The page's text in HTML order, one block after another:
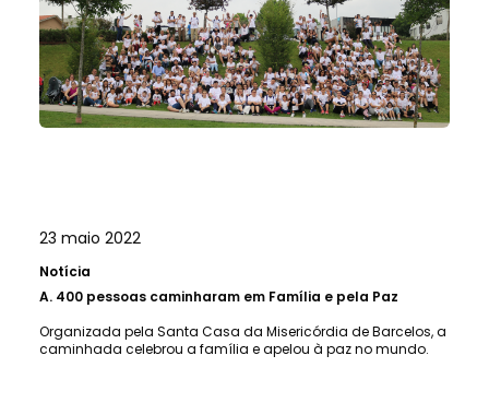
23 maio 2022
Notícia
A. 400 pessoas caminharam em Família e pela Paz
Organizada pela Santa Casa da Misericórdia de Barcelos, a
caminhada celebrou a família e apelou à paz no mundo.